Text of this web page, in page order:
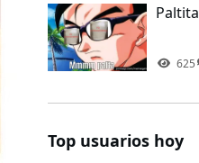
Paltita
625
Top usuarios hoy